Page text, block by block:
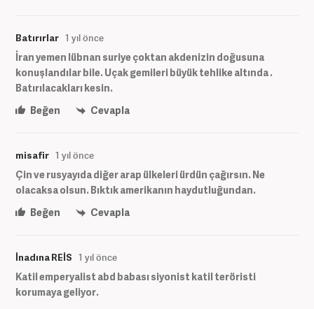
Batırırlar 1 yıl önce
İran yemen lübnan suriye çoktan akdenizin doğusuna
konuşlandılar bile. Uçak gemileri büyük tehlike altında .
Batırılacakları kesin.
Beğen
Cevapla
misafir 1 yıl önce
Çin ve rusyayıda diğer arap ülkeleri ürdün çağırsın. Ne
olacaksa olsun. Bıktık amerikanın haydutluğundan.
Beğen
Cevapla
İnadına REİS 1 yıl önce
Katil emperyalist abd babası siyonist katil teröristi
korumaya geliyor.